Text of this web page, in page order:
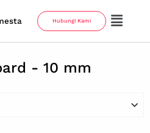
Hubungi Kami
- 10 mm